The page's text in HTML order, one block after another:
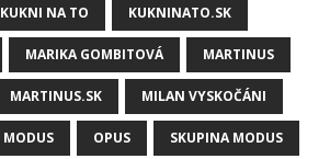
KUKNI NA TO KUKNINATO.SK
MARIKA GOMBITOVÁ MARTINUS
MARTINUS.SK MILAN VYSKOČÁNI
MODUS OPUS SKUPINA MODUS